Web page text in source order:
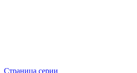
Страница серии